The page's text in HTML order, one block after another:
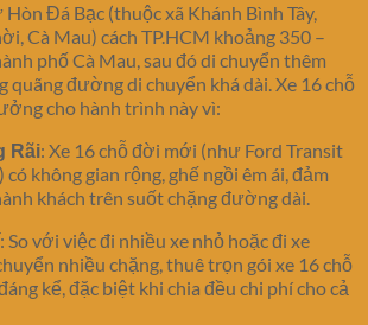
Hòn Đá Bạc (thuộc xã Khánh Bình Tây,
Cà Mau) cách TP.HCM khoảng 350 –
phố Cà Mau, sau đó di chuyển thêm
quãng đường di chuyển khá dài. Xe 16 chỗ
cho hành trình này vì:
Rãi: Xe 16 chỗ đời mới (như Ford Transit
không gian rộng, ghế ngồi êm ái, đảm
khách trên suốt chặng đường dài.
: So với việc đi nhiều xe nhỏ hoặc đi xe
nhiều chặng, thuê trọn gói xe 16 chỗ
kể, đặc biệt khi chia đều chi phí cho cả